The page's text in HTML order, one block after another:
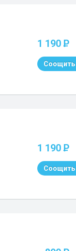
1 190 P
Соощить
1 190 P
Соощить